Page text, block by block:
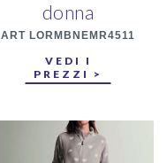
donna
ART LORMBNEMR4511
VEDI I
PREZZI >